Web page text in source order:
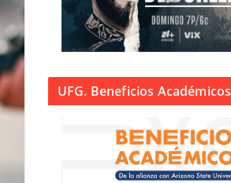
UFG. Beneficios Académicos